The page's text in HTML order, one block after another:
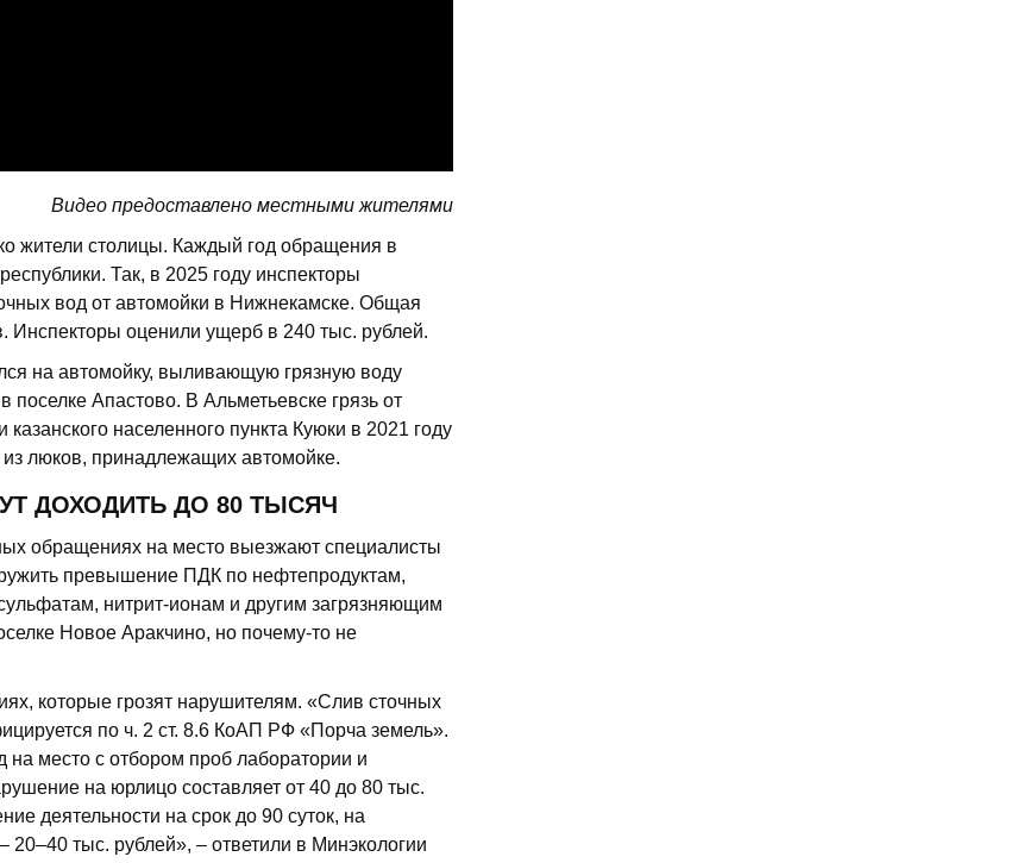
Видео предоставлено местными жителями
жители столицы. Каждый год обращения в
Так, в 2025 году инспекторы
вод от автомойки в Нижнекамске. Общая
Инспекторы оценили ущерб в 240 тыс. рублей.
на автомойку, выливающую грязную воду
Апастово. В Альметьевске грязь от
населенного пункта Куюки в 2021 году
люков, принадлежащих автомойке.
ДОХОДИТЬ ДО 80 ТЫСЯЧ
обращениях на место выезжают специалисты
превышение ПДК по нефтепродуктам,
нитрит-ионам и другим загрязняющим
Новое Аракчино, но почему-то не
которые грозят нарушителям. «Слив сточных
по ч. 2 ст. 8.6 КоАП РФ «Порча земель».
место с отбором проб лаборатории и
на юрлицо составляет от 40 до 80 тыс.
деятельности на срок до 90 суток, на
тыс. рублей», – ответили в Минэкологии